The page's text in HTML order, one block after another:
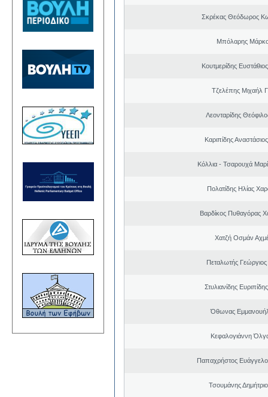
Σκρέκας Θεόδωρος
Μπόλαρης
Κουτμερίδης
Τζελέπης Μιχαήλ
Λεονταρίδης
Καριπίδης
Κόλλια - Τσαρουχά
Πολατίδης Ηλίας
Βαρδίκος Πυθαγόρας
Χατζή Οσμάν
Πεταλωτής Γεώργιος
Στυλιανίδης
Όθωνας
Κεφαλογιάννη
Παπαχρήστος
Τσουμάνης